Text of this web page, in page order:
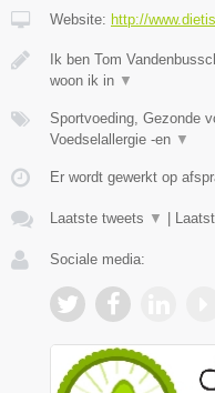
Website: http://
Ik ben Tom
woon ik in ▼
Sportvoeding, Gezonde
Voedselallergie -en ▼
Er wordt gewerkt op
Laatste tweets ▼ |
Sociale media: